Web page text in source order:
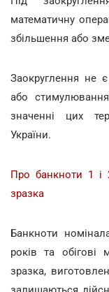
математичну
збільшення або
Заокруглення не
або
значенні цих
України.
Про банкноти 1 і
зразка
Банкноти
років та
зразка,